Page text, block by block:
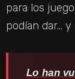
para los
podían dar…
Lo han